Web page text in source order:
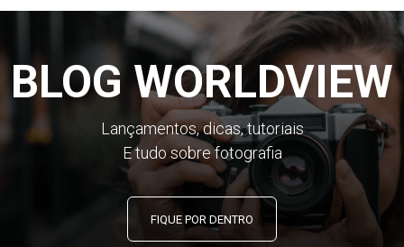
BLOG WORLDVIEW
Lançamentos, dicas, tutoriais
E tudo sobre fotografia
FIQUE POR DENTRO